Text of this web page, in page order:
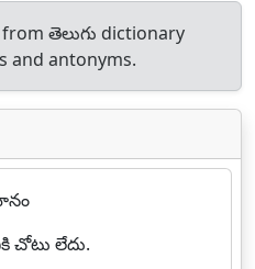
తెలుగు dictionary
and antonyms.
చోటు లేదు.